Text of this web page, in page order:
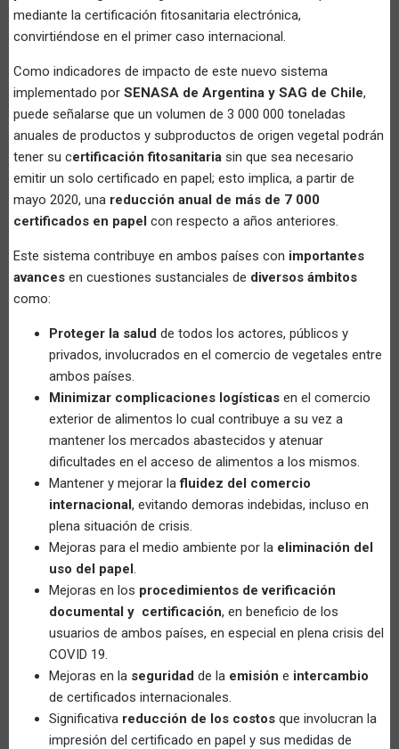
mediante la certificación fitosanitaria electrónica,
convirtiéndose en el primer caso internacional.
Como indicadores de impacto de este nuevo sistema
implementado por SENASA de Argentina y SAG de Chile,
puede señalarse que un volumen de 3 000 000 toneladas
anuales de productos y subproductos de origen vegetal podrán
tener su certificación fitosanitaria sin que sea necesario
emitir un solo certificado en papel; esto implica, a partir de
mayo 2020, una reducción anual de más de 7 000
certificados en papel con respecto a años anteriores.
Este sistema contribuye en ambos países con importantes
avances en cuestiones sustanciales de diversos ámbitos
como:
Proteger la salud de todos los actores, públicos y
privados, involucrados en el comercio de vegetales entre
ambos países.
Minimizar complicaciones logísticas en el comercio
exterior de alimentos lo cual contribuye a su vez a
mantener los mercados abastecidos y atenuar
dificultades en el acceso de alimentos a los mismos.
Mantener y mejorar lafluidez del comercio
internacional, evitando demoras indebidas, incluso en
plena situación de crisis.
Mejoras para el medio ambiente por la eliminación del
uso del papel.
Mejoras en los procedimientos de verificación
documental y certificación, en beneficio de los
usuarios de ambos países, en especial en plena crisis del
COVID 19.
Mejoras en la seguridad de la emisión e intercambio
de certificados internacionales.
Significativa reducción de los costos que involucran la
impresión del certificado en papel y sus medidas de